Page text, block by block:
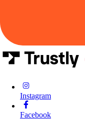
Instagram
Facebook